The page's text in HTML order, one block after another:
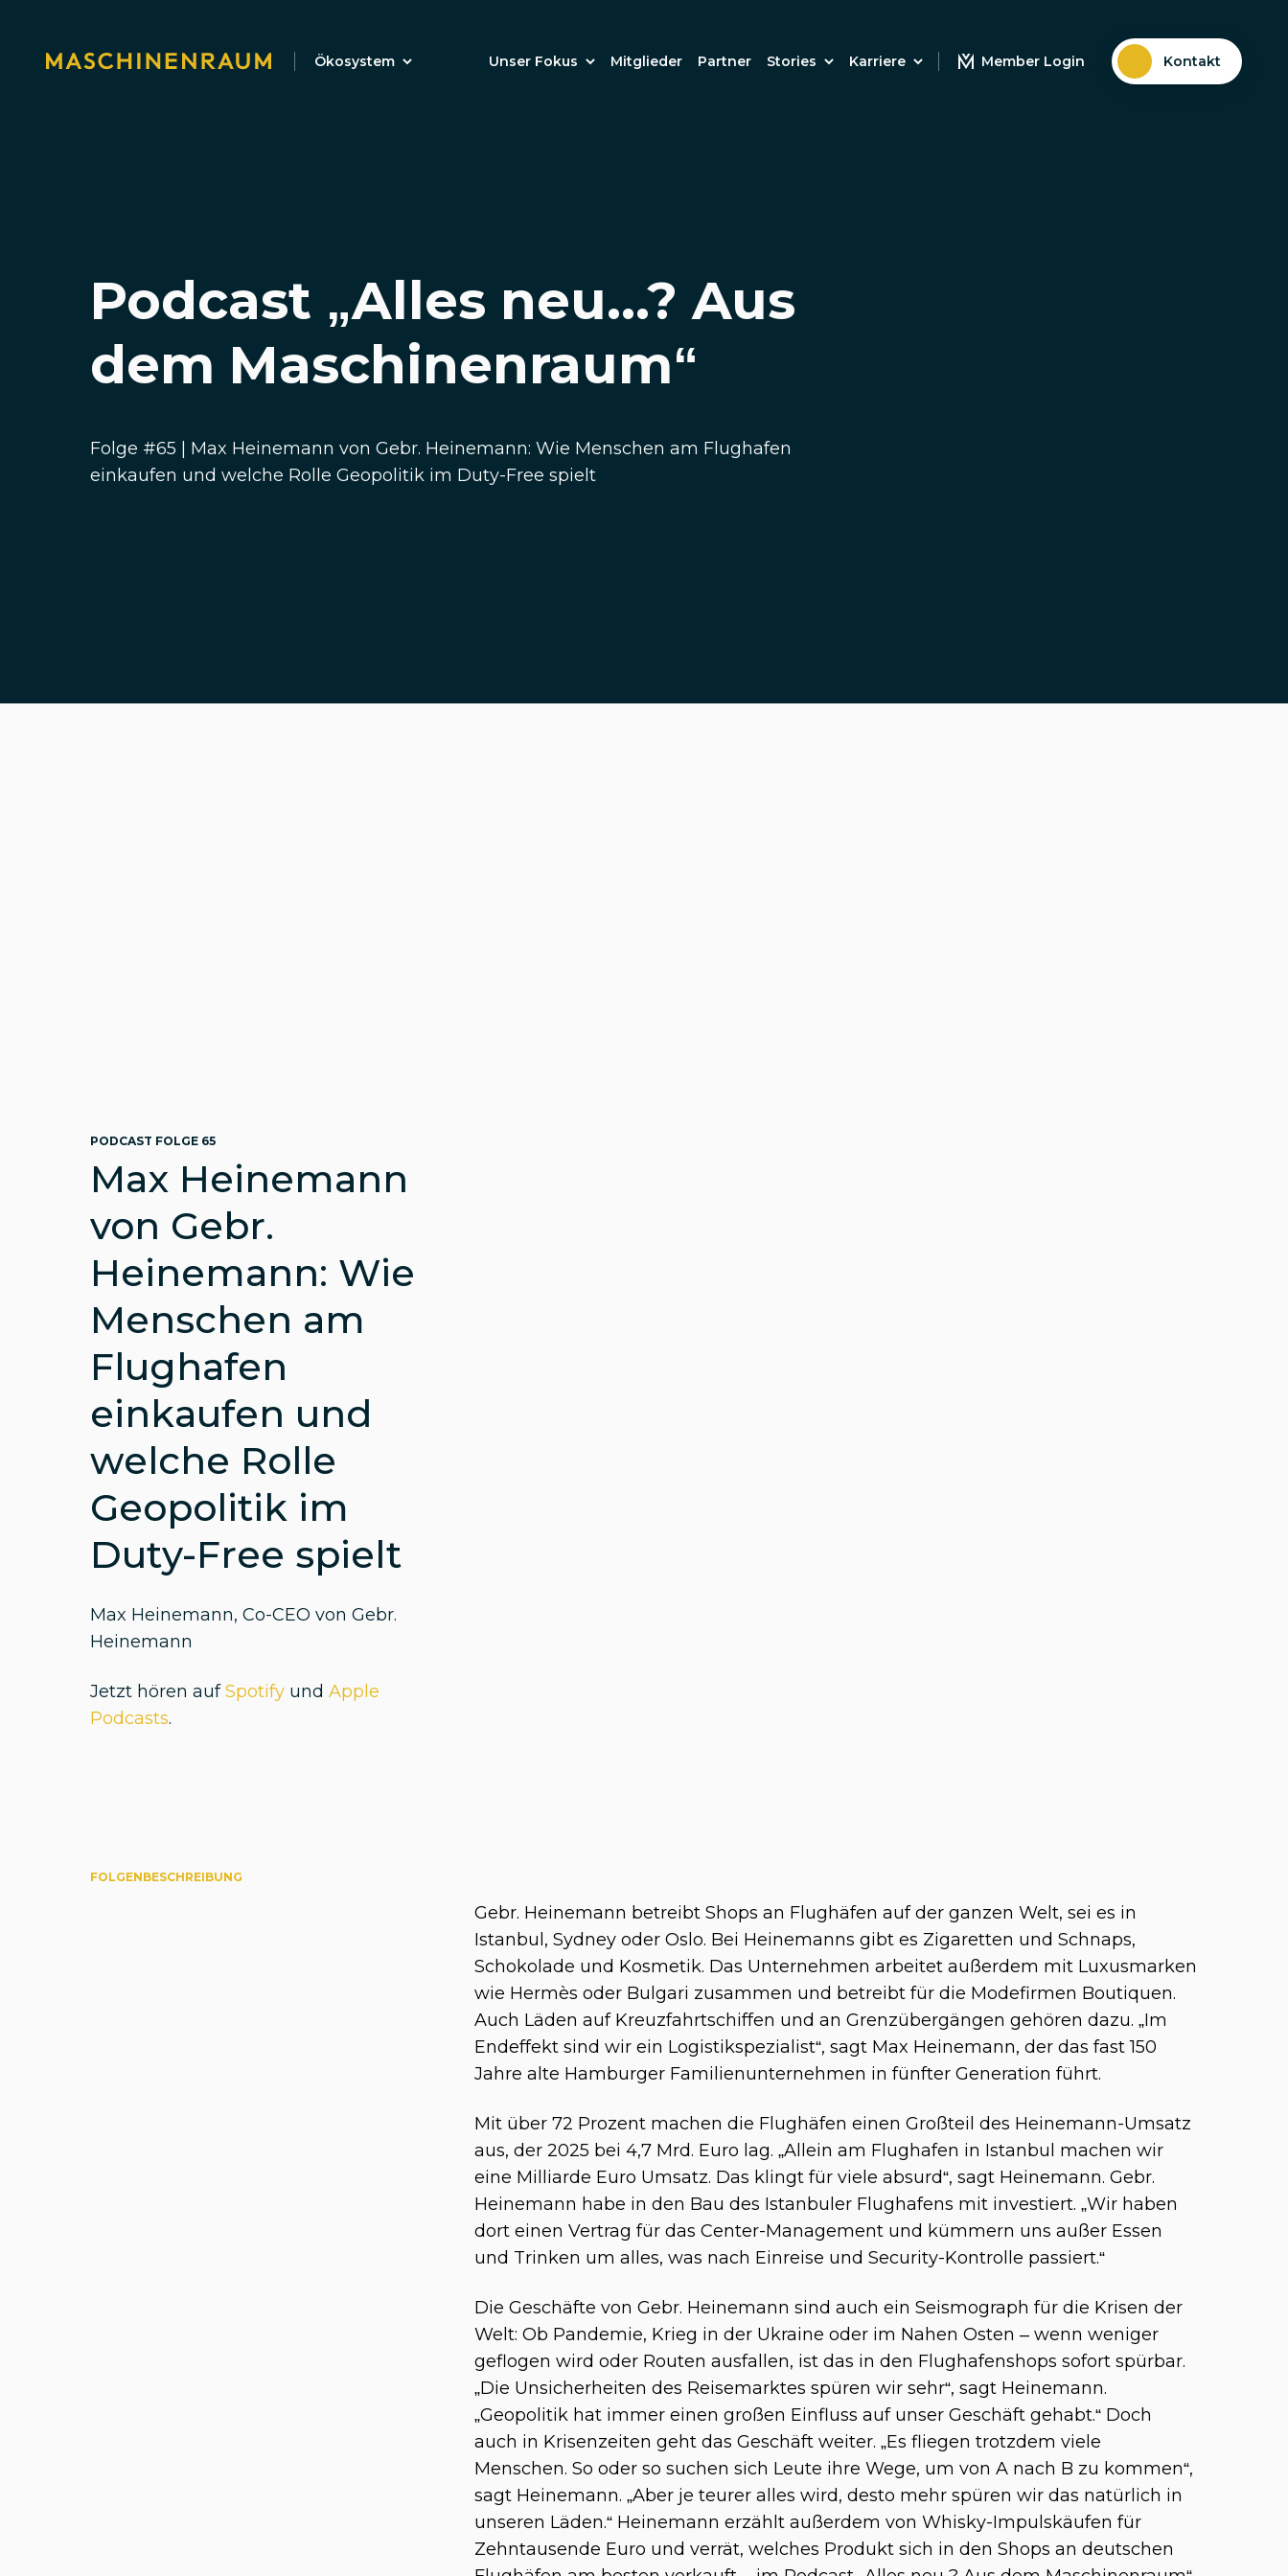
Ökosystem Unser Fokus Mitglieder Partner Stories Karriere Member Login Kontakt
Podcast „Alles neu...? Aus
dem Maschinenraum“
Folge #65 | Max Heinemann von Gebr. Heinemann: Wie Menschen am Flughafen
einkaufen und welche Rolle Geopolitik im Duty-Free spielt
PODCAST FOLGE 65
Max Heinemann
von Gebr.
Heinemann: Wie
Menschen am
Flughafen
einkaufen und
welche Rolle
Geopolitik im
Duty-Free spielt
Max Heinemann, Co-CEO von Gebr.
Heinemann
Jetzt hören aufSpotify undApple
Podcasts.
FOLGENBESCHREIBUNG
Gebr. Heinemann betreibt Shops an Flughäfen auf der ganzen Welt, sei es in
Istanbul, Sydney oder Oslo. Bei Heinemanns gibt es Zigaretten und Schnaps,
Schokolade und Kosmetik. Das Unternehmen arbeitet außerdem mit Luxusmarken
wie Hermès oder Bulgari zusammen und betreibt für die Modefirmen Boutiquen.
Auch Läden auf Kreuzfahrtschiffen und an Grenzübergängen gehören dazu. „Im
Endeffekt sind wir ein Logistikspezialist“, sagt Max Heinemann, der das fast 150
Jahre alte Hamburger Familienunternehmen in fünfter Generation führt.
Mit über 72 Prozent machen die Flughäfen einen Großteil des Heinemann-Umsatz
aus, der 2025 bei 4,7 Mrd. Euro lag. „Allein am Flughafen in Istanbul machen wir
eine Milliarde Euro Umsatz. Das klingt für viele absurd“, sagt Heinemann. Gebr.
Heinemann habe in den Bau des Istanbuler Flughafens mit investiert. „Wir haben
dort einen Vertrag für das Center-Management und kümmern uns außer Essen
und Trinken um alles, was nach Einreise und Security-Kontrolle passiert.“
Die Geschäfte von Gebr. Heinemann sind auch ein Seismograph für die Krisen der
Welt: Ob Pandemie, Krieg in der Ukraine oder im Nahen Osten – wenn weniger
geflogen wird oder Routen ausfallen, ist das in den Flughafenshops sofort spürbar.
„Die Unsicherheiten des Reisemarktes spüren wir sehr“, sagt Heinemann.
„Geopolitik hat immer einen großen Einfluss auf unser Geschäft gehabt.“ Doch
auch in Krisenzeiten geht das Geschäft weiter. „Es fliegen trotzdem viele
Menschen. So oder so suchen sich Leute ihre Wege, um von A nach B zu kommen“,
sagt Heinemann. „Aber je teurer alles wird, desto mehr spüren wir das natürlich in
unseren Läden.“ Heinemann erzählt außerdem von Whisky-Impulskäufen für
Zehntausende Euro und verrät, welches Produkt sich in den Shops an deutschen